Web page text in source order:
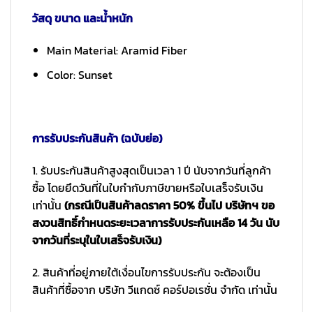
วัสดุ ขนาด และน้ำหนัก
Main Material: Aramid Fiber
Color: Sunset
การรับประกันสินค้า (ฉบับย่อ)
1. รับประกันสินค้าสูงสุดเป็นเวลา 1 ปี นับจากวันที่ลูกค้า
ซื้อ โดยยึดวันที่ในใบกำกับภาษีขายหรือใบเสร็จรับเงิน
เท่านั้น (กรณีเป็นสินค้าลดราคา 50% ขึ้นไป บริษัทฯ ขอ
สงวนสิทธิ์กำหนดระยะเวลาการรับประกันเหลือ 14 วัน นับ
จากวันที่ระบุในใบเสร็จรับเงิน)
2. สินค้าที่อยู่ภายใต้เงื่อนไขการรับประกัน จะต้องเป็น
สินค้าที่ซื้อจาก บริษัท วีแกดซ์ คอร์ปอเรชั่น จำกัด เท่านั้น